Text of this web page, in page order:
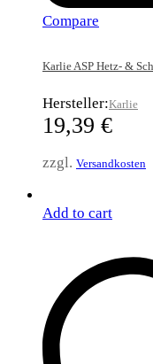
Compare
Karlie ASP Hetz- &
Hersteller:Karlie
19,39 €
zzgl. Versandkosten
Add to cart